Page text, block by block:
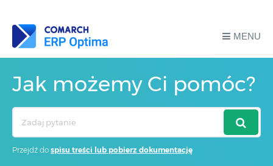
MENU
Jak możemy Ci pomóc?
Przejdź do spisu treści lub pobierz dokumentację